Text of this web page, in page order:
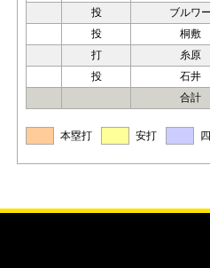
投
ブルワ
投
桐敷
打
糸原
投
石井
合計
本塁打 安打